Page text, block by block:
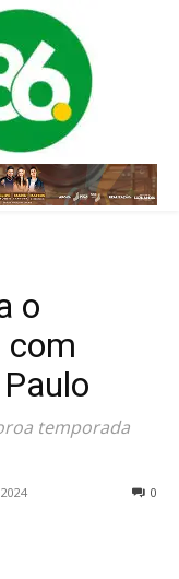
o
com
temporada
0